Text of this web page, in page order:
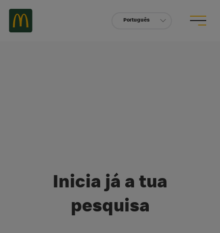
Português
Inicia já a tua
pesquisa